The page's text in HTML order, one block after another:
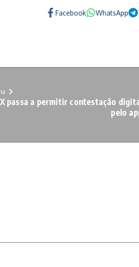
Facebook WhatsApp
passa a permitir contestação
pelo